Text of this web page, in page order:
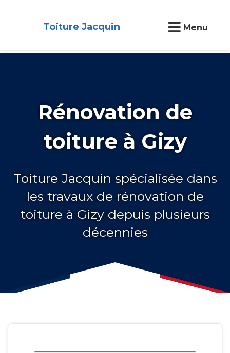
Toiture Jacquin Menu
Rénovation de
toiture à Gizy
Toiture Jacquin spécialisée dans
les travaux de rénovation de
toiture à Gizy depuis plusieurs
décennies